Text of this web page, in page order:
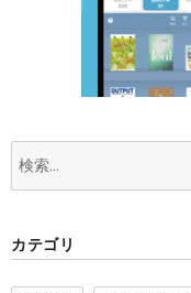
カテゴリ